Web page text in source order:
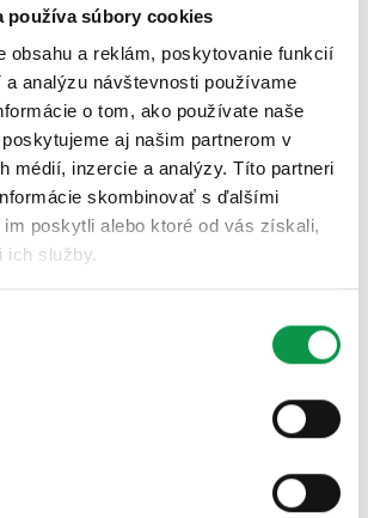
používa súbory cookies
obsahu a reklám, poskytovanie funkcií
analýzu návštevnosti používame
o tom, ako používate naše
aj našim partnerom v
médií, inzercie a analýzy. Títo partneri
skombinovať s ďalšími
poskytli alebo ktoré od vás získali,
ich služby.
priestor na kreatívne hobby
Jednoducho všetko, čo treba a s čím
príliš veľa neporiadku, hluku alebo
v záhradnom domčeku Gardeon
možností. Ešte lepšou je však
nemal chýbať. V lete sa predsa